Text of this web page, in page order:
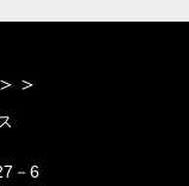
＞
－6